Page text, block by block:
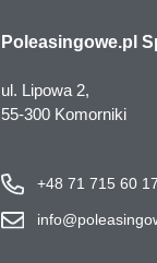
Poleasingowe.pl
ul. Lipowa 2,
55-300 Komorniki
+48 71 715 60 17